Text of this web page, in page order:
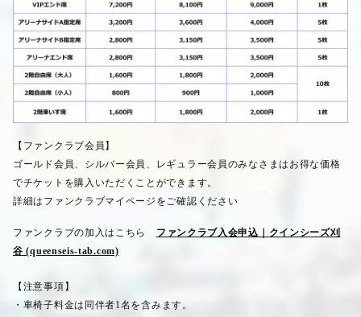
【ファンクラブ会員】
ゴールド会員、シルバー会員、レギュラー会員のみなさまはお得な価格
でチケットを購入いただくことができます。
詳細はファンクラブマイページをご確認ください
ファンクラブの加入はこちら ファンクラブ入会申込｜クインシーズ刈
谷 (queenseis-tab.com)
【注意事項】
・車椅子料金は同伴者1名を含みます。